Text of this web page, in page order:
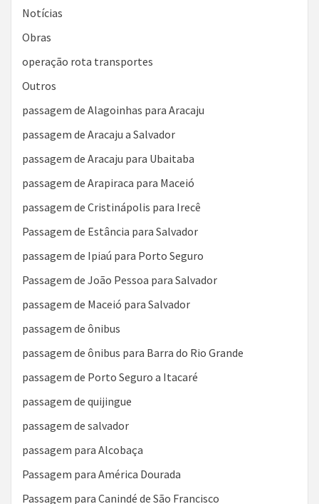
Notícias
Obras
operação rota transportes
Outros
passagem de Alagoinhas para Aracaju
passagem de Aracaju a Salvador
passagem de Aracaju para Ubaitaba
passagem de Arapiraca para Maceió
passagem de Cristinápolis para Irecê
Passagem de Estância para Salvador
passagem de Ipiaú para Porto Seguro
Passagem de João Pessoa para Salvador
passagem de Maceió para Salvador
passagem de ônibus
passagem de ônibus para Barra do Rio Grande
passagem de Porto Seguro a Itacaré
passagem de quijingue
passagem de salvador
passagem para Alcobaça
Passagem para América Dourada
Passagem para Canindé de São Francisco